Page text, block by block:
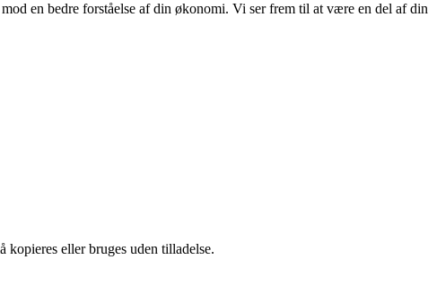
en bedre forståelse af din økonomi. Vi ser frem til at være en del af din
eller bruges uden tilladelse.